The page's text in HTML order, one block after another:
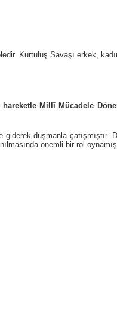
Kurtuluş Savaşı erkek,
Millî Mücadele
giderek düşmanla
önemli bir rol